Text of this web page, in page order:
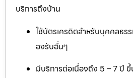
บริการถึงบ้าน
ใช้บัตรเครดิตสำหรับบุคคลธร
องรับอื่นๆ
มีบริการต่อเนื่องถึง 5 – 7 ปี